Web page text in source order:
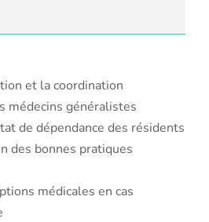
et la coordination
médecins généralistes
de dépendance des résidents
des bonnes pratiques
médicales en cas